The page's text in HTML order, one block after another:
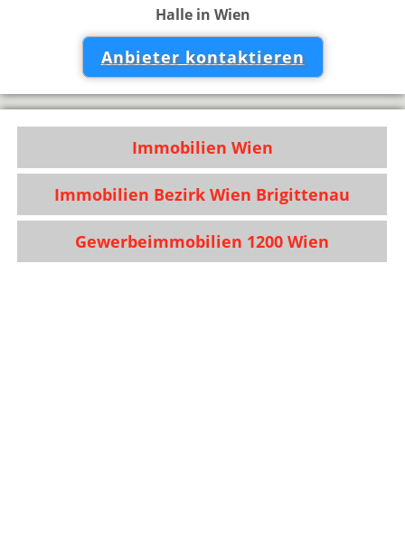
Halle in Wien
Anbieter kontaktieren
Immobilien Wien
Immobilien Bezirk Wien Brigittenau
Gewerbeimmobilien 1200 Wien